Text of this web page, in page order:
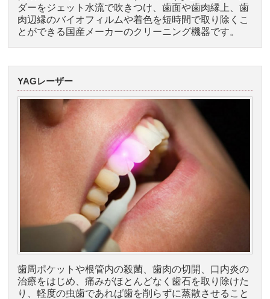
ダーをジェット水流で吹きつけ、歯面や歯肉縁上、歯
肉辺縁のバイオフィルムや着色を短時間で取り除くこ
とができる国産メーカーのクリーニング機器です。
YAGレーザー
歯周ポケットや根管内の殺菌、歯肉の切開、口内炎の
治療をはじめ、痛みがほとんどなく歯石を取り除けた
り、軽度の虫歯であれば歯を削らずに蒸散させること